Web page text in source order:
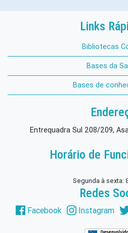
Links
Bibliotecas
Bases da
Bases de
Entrequadra Sul 208/209,
Horário de
Segunda à sexta:
Redes
Facebook Instagram